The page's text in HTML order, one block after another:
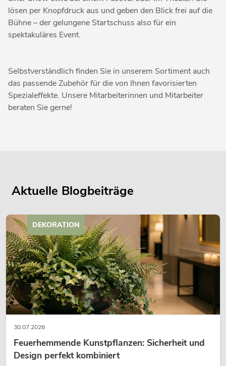
lösen per Knopfdruck aus und geben den Blick frei auf die
Bühne – der gelungene Startschuss also für ein
spektakuläres Event.
Selbstverständlich finden Sie in unserem Sortiment auch
das passende Zubehör für die von Ihnen favorisierten
Spezialeffekte. Unsere Mitarbeiterinnen und Mitarbeiter
beraten Sie gerne!
Aktuelle Blogbeiträge
30.07.2026
Feuerhemmende Kunstpflanzen: Sicherheit und
Design perfekt kombiniert
DEKORATION